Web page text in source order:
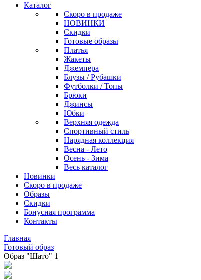
Каталог
Скоро в продаже
НОВИНКИ
Скидки
Готовые образы
Платья
Жакеты
Джемпера
Блузы / Рубашки
Футболки / Топы
Брюки
Джинсы
Юбки
Верхняя одежда
Спортивный стиль
Нарядная коллекция
Весна - Лето
Осень - Зима
Весь каталог
Новинки
Скоро в продаже
Образы
Скидки
Бонусная программа
Контакты
Главная
Готовый образ
Образ "Шато" 1